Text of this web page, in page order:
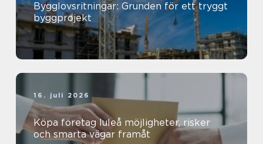
Bygglovsritningar: Grunden för ett tryggt
byggprojekt
16. juli 2026
Köpa företag luleå möjligheter, risker
och smarta vägar framåt